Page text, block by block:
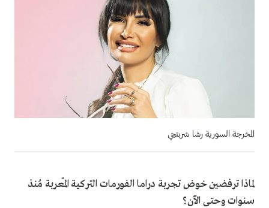
المخرجة السورية رشا شربتجي
لماذا ترفضين خوض تجربة دراما الفورمات التركية المُعربة مُنذ
سنوات وحتى الآن؟